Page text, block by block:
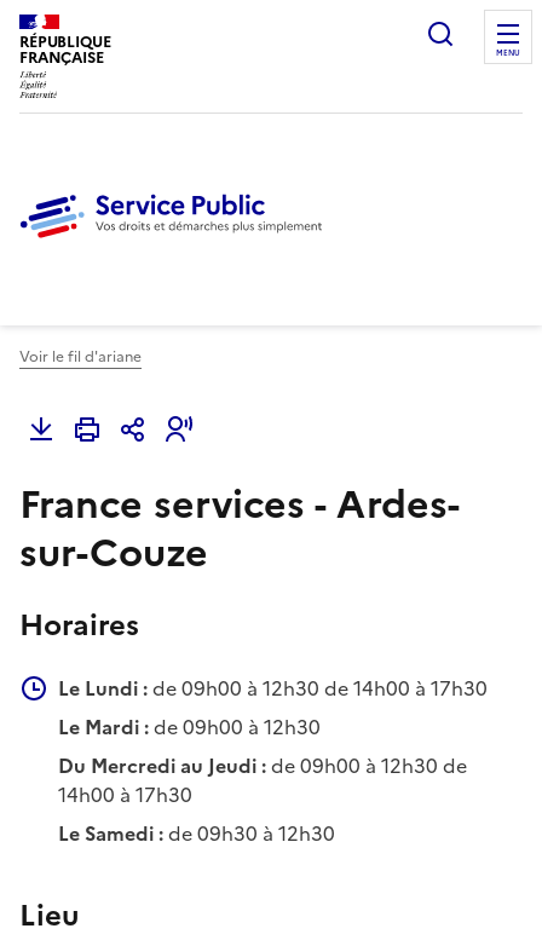
RÉPUBLIQUE
FRANÇAISE
Ouvrir
MENU
Voir le fil d'ariane
France services - Ardes-
sur-Couze
Horaires
Le Lundi :de 09h00 à 12h30 de 14h00 à 17h30
Le Mardi :de 09h00 à 12h30
Du Mercredi au Jeudi :de 09h00 à 12h30 de
14h00 à 17h30
Le Samedi :de 09h30 à 12h30
Lieu